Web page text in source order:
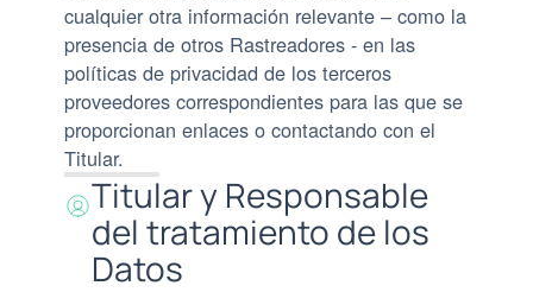
cualquier otra información relevante – como la
presencia de otros Rastreadores - en las
políticas de privacidad de los terceros
proveedores correspondientes para las que se
proporcionan enlaces o contactando con el
Titular.
Titular y Responsable
del tratamiento de los
Datos